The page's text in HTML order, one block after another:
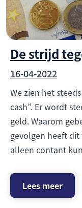
De strijd
16-04-2022
We zien het
cash”. Er wordt
geld. Waarom
gevolgen heeft
alleen contant
Lees meer